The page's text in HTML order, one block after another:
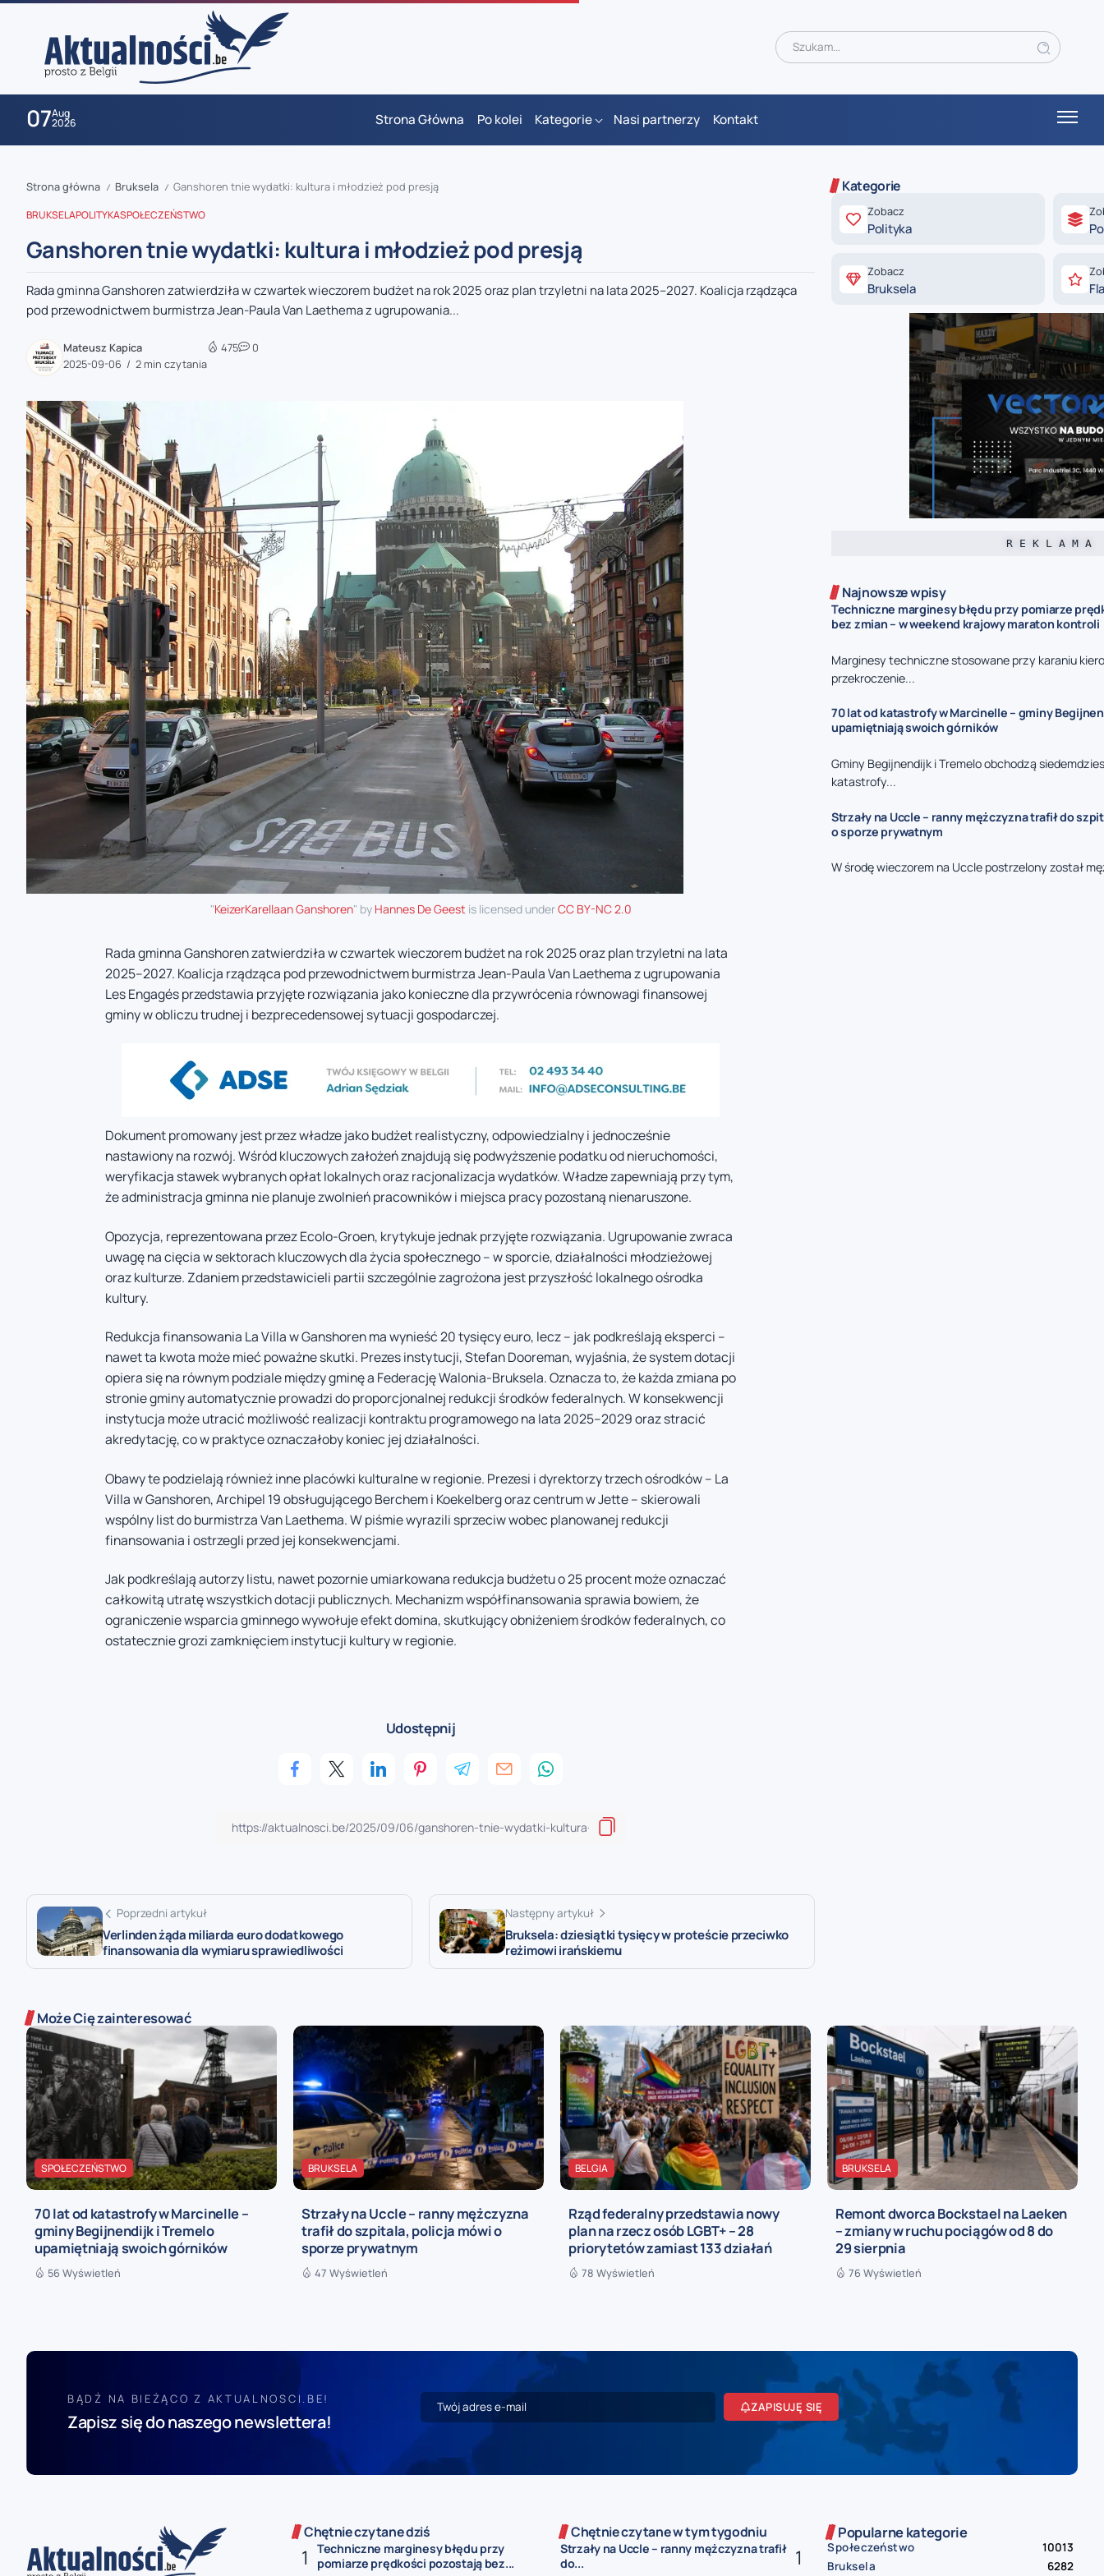
07Aug
2026 Strona Główna Po kolei Kategorie Nasi partnerzy Kontakt
zaobserwuj nas
zaobserwuj nas
zaobserwuj nas
zaobserwuj nas
zaobserwuj nas
Strona główna / Bruksela / Ganshoren tnie wydatki: kultura i młodzież pod presją
BRUKSELAPOLITYKASPOŁECZEŃSTWO
Ganshoren tnie wydatki: kultura i młodzież pod presją
Rada gminna Ganshoren zatwierdziła w czwartek wieczorem budżet na rok 2025 oraz plan trzyletni na lata 2025–2027. Koalicja rządząca
pod przewodnictwem burmistrza Jean-Paula Van Laethema z ugrupowania...
Mateusz Kapica
2025-09-06
2 min czytania
475 0
"KeizerKarellaan Ganshoren" by Hannes De Geest is licensed underCC BY-NC 2.0
Rada gminna Ganshoren zatwierdziła w czwartek wieczorem budżet na rok 2025 oraz plan trzyletni na lata
2025–2027. Koalicja rządząca pod przewodnictwem burmistrza Jean-Paula Van Laethema z ugrupowania
Les Engagés przedstawia przyjęte rozwiązania jako konieczne dla przywrócenia równowagi finansowej
gminy w obliczu trudnej i bezprecedensowej sytuacji gospodarczej.
Dokument promowany jest przez władze jako budżet realistyczny, odpowiedzialny i jednocześnie
nastawiony na rozwój. Wśród kluczowych założeń znajdują się podwyższenie podatku od nieruchomości,
weryfikacja stawek wybranych opłat lokalnych oraz racjonalizacja wydatków. Władze zapewniają przy tym,
że administracja gminna nie planuje zwolnień pracowników i miejsca pracy pozostaną nienaruszone.
Opozycja, reprezentowana przez Ecolo-Groen, krytykuje jednak przyjęte rozwiązania. Ugrupowanie zwraca
uwagę na cięcia w sektorach kluczowych dla życia społecznego – w sporcie, działalności młodzieżowej
oraz kulturze. Zdaniem przedstawicieli partii szczególnie zagrożona jest przyszłość lokalnego ośrodka
kultury.
Redukcja finansowania La Villa w Ganshoren ma wynieść 20 tysięcy euro, lecz – jak podkreślają eksperci –
nawet ta kwota może mieć poważne skutki. Prezes instytucji, Stefan Dooreman, wyjaśnia, że system dotacji
opiera się na równym podziale między gminę a Federację Walonia-Bruksela. Oznacza to, że każda zmiana po
stronie gminy automatycznie prowadzi do proporcjonalnej redukcji środków federalnych. W konsekwencji
instytucja może utracić możliwość realizacji kontraktu programowego na lata 2025–2029 oraz stracić
akredytację, co w praktyce oznaczałoby koniec jej działalności.
Obawy te podzielają również inne placówki kulturalne w regionie. Prezesi i dyrektorzy trzech ośrodków – La
Villa w Ganshoren, Archipel 19 obsługującego Berchem i Koekelberg oraz centrum w Jette – skierowali
wspólny list do burmistrza Van Laethema. W piśmie wyrazili sprzeciw wobec planowanej redukcji
finansowania i ostrzegli przed jej konsekwencjami.
Jak podkreślają autorzy listu, nawet pozornie umiarkowana redukcja budżetu o 25 procent może oznaczać
całkowitą utratę wszystkich dotacji publicznych. Mechanizm współfinansowania sprawia bowiem, że
ograniczenie wsparcia gminnego wywołuje efekt domina, skutkujący obniżeniem środków federalnych, co
ostatecznie grozi zamknięciem instytucji kultury w regionie.
Udostępnij
Poprzedni artykuł
Verlinden żąda miliarda euro dodatkowego
finansowania dla wymiaru sprawiedliwości
Następny artykuł
Bruksela: dziesiątki tysięcy w proteście przeciwko
reżimowi irańskiemu
Kategorie
Zobacz
Polityka
Zobacz
Bruksela
R E K L A M A
Najnowsze wpisy
Techniczne marginesy błędu przy pomiarze
bez zmian – w weekend krajowy maraton kontroli
Marginesy techniczne stosowane przy karaniu
przekroczenie...
70 lat od katastrofy w Marcinelle – gminy
upamiętniają swoich górników
Gminy Begijnendijk i Tremelo obchodzą
katastrofy...
Strzały na Uccle – ranny mężczyzna trafił do
o sporze prywatnym
W środę wieczorem na Uccle postrzelony został
Może Cię zainteresować
SPOŁECZEŃSTWO
70 lat od katastrofy w Marcinelle –
gminy Begijnendijk i Tremelo
upamiętniają swoich górników
56 Wyświetleń
BRUKSELA
Strzały na Uccle – ranny mężczyzna
trafił do szpitala, policja mówi o
sporze prywatnym
47 Wyświetleń
BELGIA
Rząd federalny przedstawia nowy
plan na rzecz osób LGBT+ – 28
priorytetów zamiast 133 działań
78 Wyświetleń
BRUKSELA
Remont dworca Bockstael na Laeken
– zmiany w ruchu pociągów od 8 do
29 sierpnia
76 Wyświetleń
BĄDŹ NA BIEŻĄCO Z AKTUALNOSCI.BE!
Zapisz się do naszego newslettera!
ZAPISUJĘ SIĘ
Chętnie czytane dziś
Techniczne marginesy błędu przy
pomiarze prędkości pozostają bez...
Chętnie czytane w tym tygodniu
Strzały na Uccle – ranny mężczyzna trafił
do...
Popularne kategorie
Społeczeństwo
10013
Bruksela
6282